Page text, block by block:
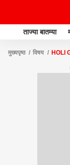
ताज्या बातम्या
मुख्यपृष्ठ विषय HOLI